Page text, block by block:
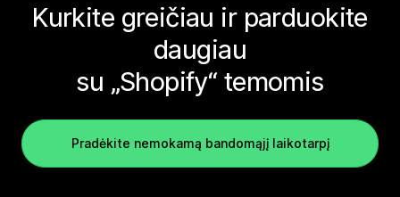
Kurkite greičiau ir parduokite
daugiau
su „Shopify“ temomis
Pradėkite nemokamą bandomąjį laikotarpį